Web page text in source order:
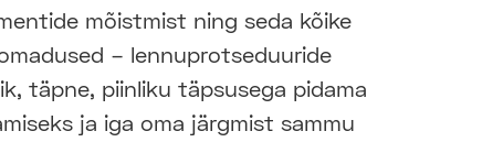
mõistmist ning seda kõike
– lennuprotseduuride
täpne, piinliku täpsusega pidama
ja iga oma järgmist sammu